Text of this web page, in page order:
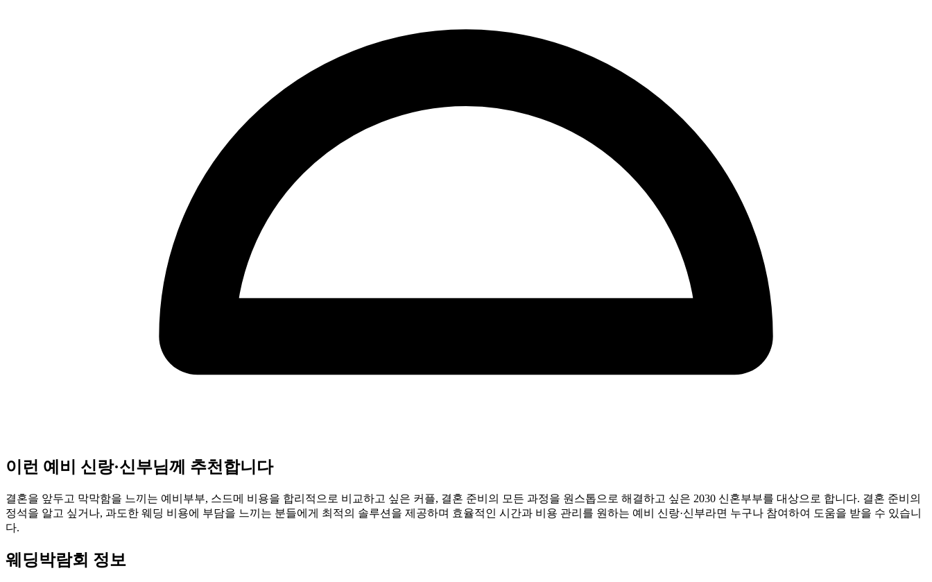
이런 예비 신랑·신부님께 추천합니다
결혼을 앞두고 막막함을 느끼는 예비부부, 스드메 비용을 합리적으로 비교하고 싶은 커플, 결혼 준비의 모든 과정을 원스톱으로 해결하고 싶은 2030 신혼부부를 대상으로 합니다. 결혼 준비의
정석을 알고 싶거나, 과도한 웨딩 비용에 부담을 느끼는 분들에게 최적의 솔루션을 제공하며 효율적인 시간과 비용 관리를 원하는 예비 신랑·신부라면 누구나 참여하여 도움을 받을 수 있습니
다.
웨딩박람회 정보